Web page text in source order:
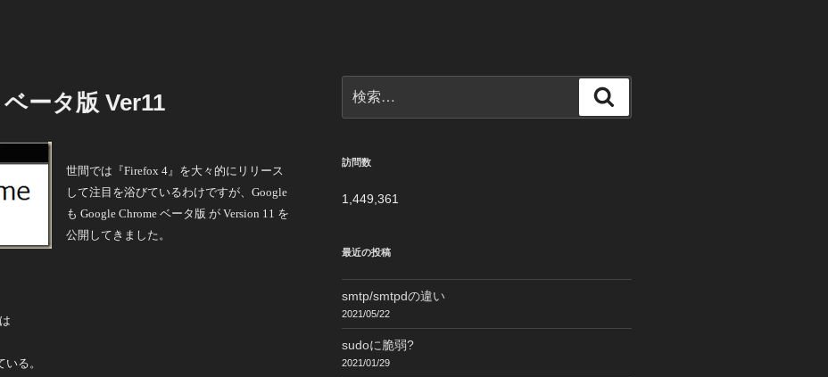
ータ版 Ver11
世間では『Firefox 4』を大々的にリリース
して注目を浴びているわけですが、Google
も Google Chrome ベータ版 が Version 11 を
公開してきました。
る。
索:
索
訪問数
1,449,361
最近の投稿
smtp/smtpdの違い
2021/05/22
sudoに脆弱?
2021/01/29